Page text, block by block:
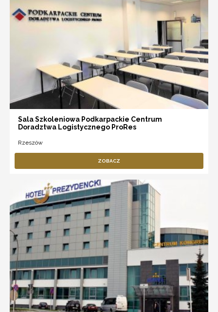
Sala Szkoleniowa Podkarpackie Centrum
Doradztwa Logistycznego ProRes
Rzeszów
ZOBACZ